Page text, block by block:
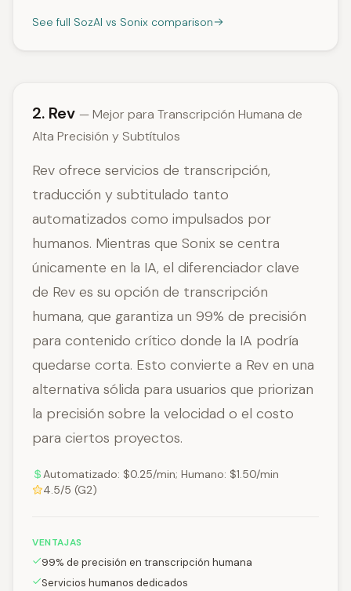
See full SozAI vs Sonix comparison
2. Rev — Mejor para Transcripción Humana de
Alta Precisión y Subtítulos
Rev ofrece servicios de transcripción,
traducción y subtitulado tanto
automatizados como impulsados por
humanos. Mientras que Sonix se centra
únicamente en la IA, el diferenciador clave
de Rev es su opción de transcripción
humana, que garantiza un 99% de precisión
para contenido crítico donde la IA podría
quedarse corta. Esto convierte a Rev en una
alternativa sólida para usuarios que priorizan
la precisión sobre la velocidad o el costo
para ciertos proyectos.
Automatizado: $0.25/min; Humano: $1.50/min
4.5/5 (G2)
VENTAJAS
99% de precisión en transcripción humana
Servicios humanos dedicados